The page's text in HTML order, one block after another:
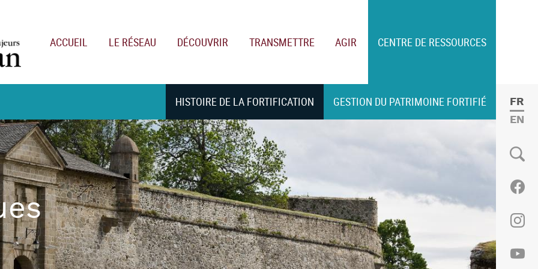
ACCUEIL LE RÉSEAU DÉCOUVRIR TRANSMETTRE AGIR CENTRE DE RESSOURCES
Social
HISTOIRE DE LA FORTIFICATION GESTION DU PATRIMOINE FORTIFIÉ